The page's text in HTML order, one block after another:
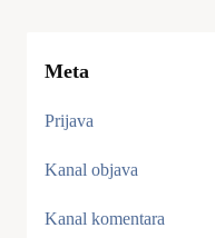
Meta
Prijava
Kanal objava
Kanal komentara